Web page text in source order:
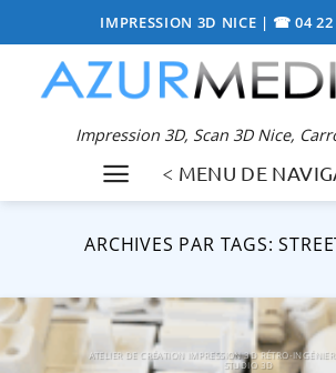
au
contenu
IMPRESSION 3D NICE | ☎ 04 22
Impression 3D, Scan 3D Nice,
< MENU DE
ARCHIVES PAR TAGS:
ATELIER DE CRÉATION IMPRESSION 3D RÉTRO-
STUDIO 3D